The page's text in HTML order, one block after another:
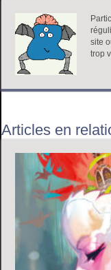
site
trop
Articles en